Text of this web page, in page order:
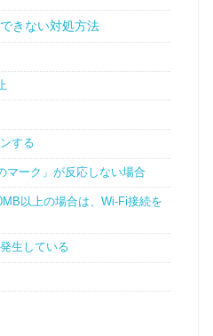
きない対処方法
する
マーク」が反応しない場合
以上の場合は、Wi-Fi接続を
生している